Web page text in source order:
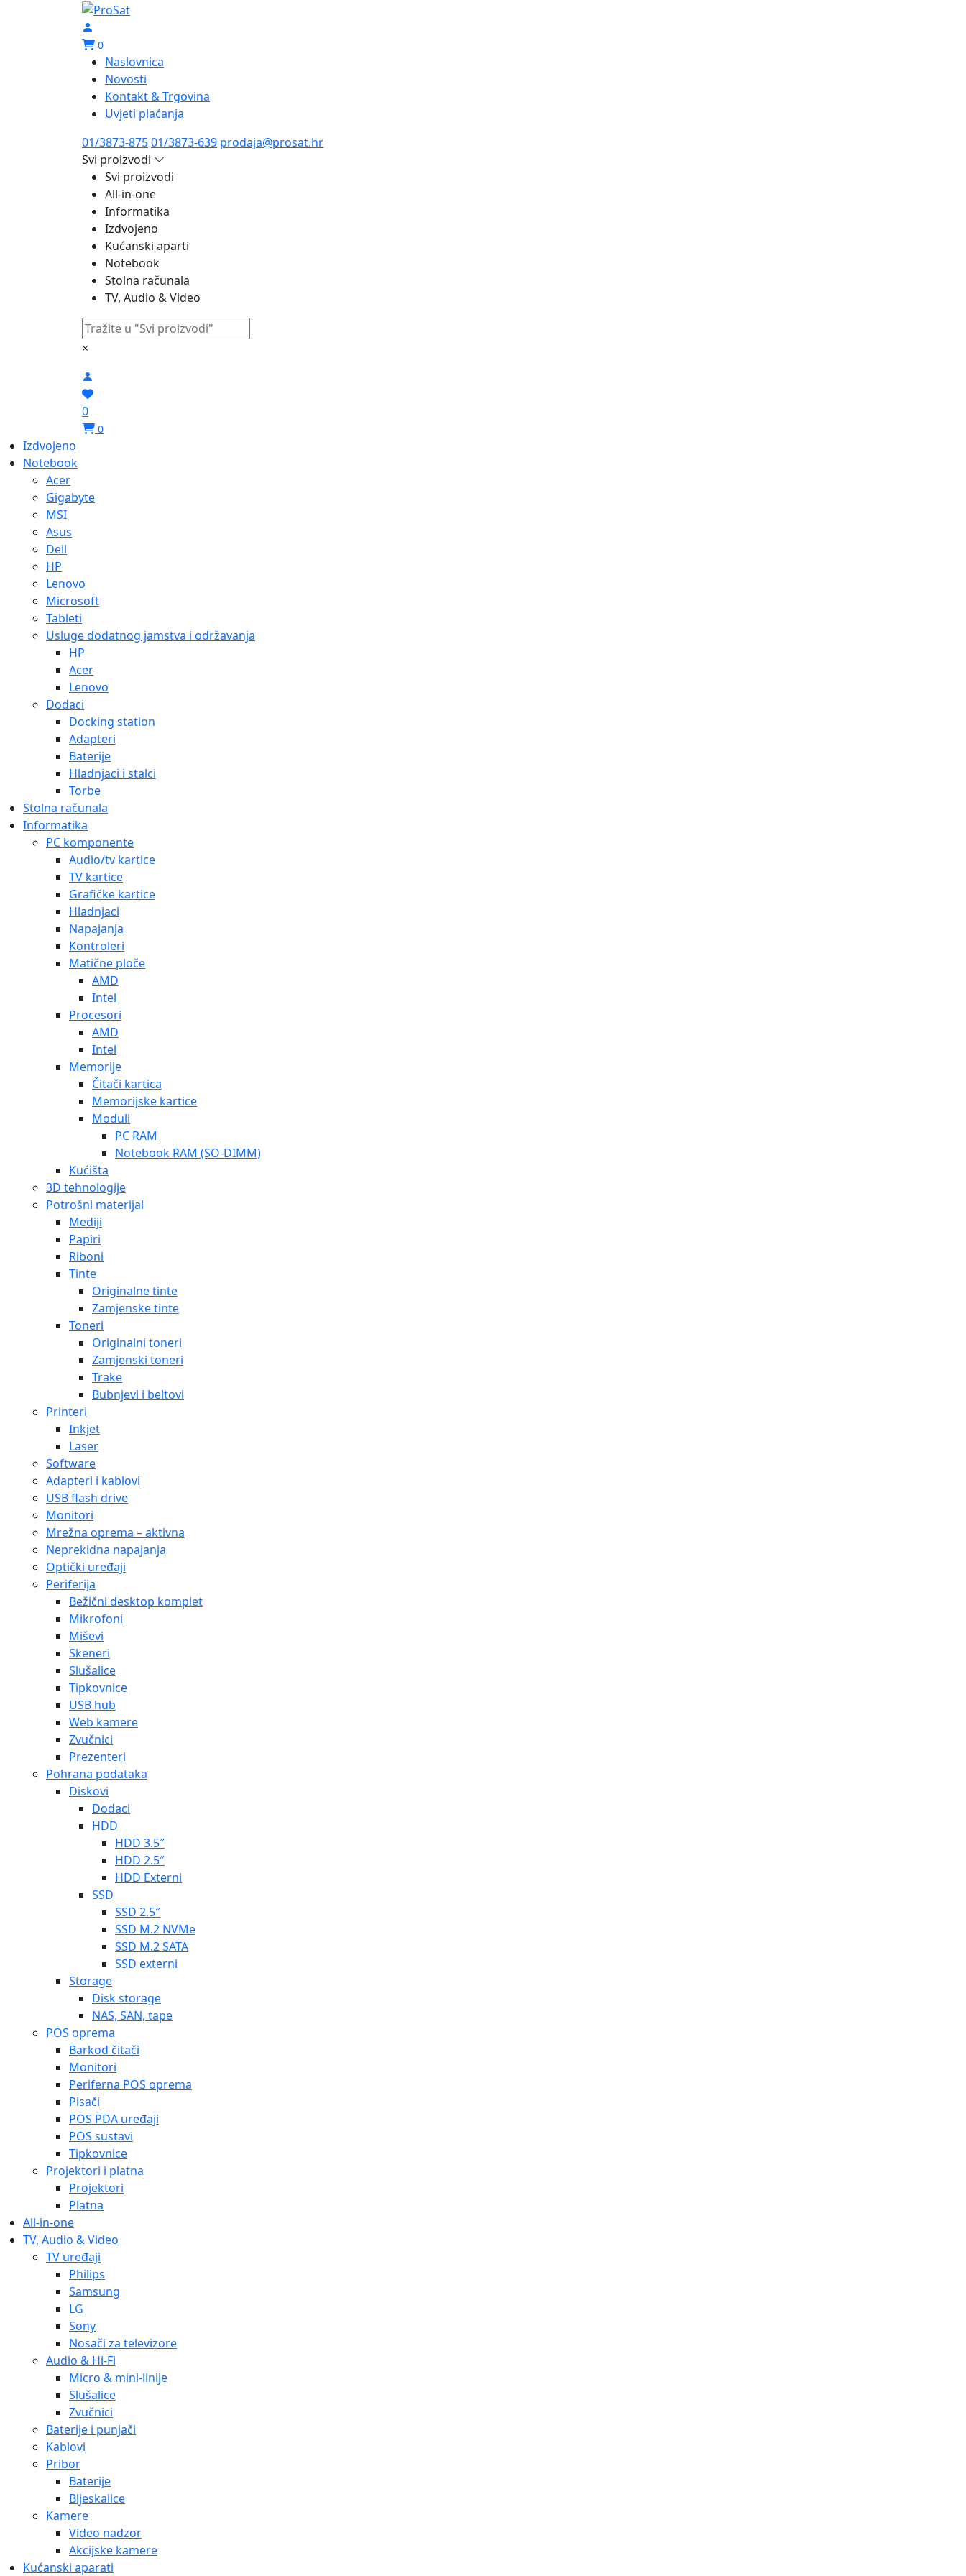
0
Naslovnica
Novosti
Kontakt & Trgovina
Uvjeti plaćanja
01/3873-87501/3873-639 prodaja@prosat.hr
Svi proizvodi
Svi proizvodi
All-in-one
Informatika
Izdvojeno
Kućanski aparti
Notebook
Stolna računala
TV, Audio & Video
×
0
0
Izdvojeno
Notebook
Acer
Gigabyte
MSI
Asus
Dell
HP
Lenovo
Microsoft
Tableti
Usluge dodatnog jamstva i održavanja
HP
Acer
Lenovo
Dodaci
Docking station
Adapteri
Baterije
Hladnjaci i stalci
Torbe
Stolna računala
Informatika
PC komponente
Audio/tv kartice
TV kartice
Grafičke kartice
Hladnjaci
Napajanja
Kontroleri
Matične ploče
AMD
Intel
Procesori
AMD
Intel
Memorije
Čitači kartica
Memorijske kartice
Moduli
PC RAM
Notebook RAM (SO-DIMM)
Kućišta
3D tehnologije
Potrošni materijal
Mediji
Papiri
Riboni
Tinte
Originalne tinte
Zamjenske tinte
Toneri
Originalni toneri
Zamjenski toneri
Trake
Bubnjevi i beltovi
Printeri
Inkjet
Laser
Software
Adapteri i kablovi
USB flash drive
Monitori
Mrežna oprema – aktivna
Neprekidna napajanja
Optički uređaji
Periferija
Bežični desktop komplet
Mikrofoni
Miševi
Skeneri
Slušalice
Tipkovnice
USB hub
Web kamere
Zvučnici
Prezenteri
Pohrana podataka
Diskovi
Dodaci
HDD
HDD 3.5″
HDD 2.5″
HDD Externi
SSD
SSD 2.5″
SSD M.2 NVMe
SSD M.2 SATA
SSD externi
Storage
Disk storage
NAS, SAN, tape
POS oprema
Barkod čitači
Monitori
Periferna POS oprema
Pisači
POS PDA uređaji
POS sustavi
Tipkovnice
Projektori i platna
Projektori
Platna
All-in-one
TV, Audio & Video
TV uređaji
Philips
Samsung
LG
Sony
Nosači za televizore
Audio & Hi-Fi
Micro & mini-linije
Slušalice
Zvučnici
Baterije i punjači
Kablovi
Pribor
Baterije
Bljeskalice
Kamere
Video nadzor
Akcijske kamere
Kućanski aparati